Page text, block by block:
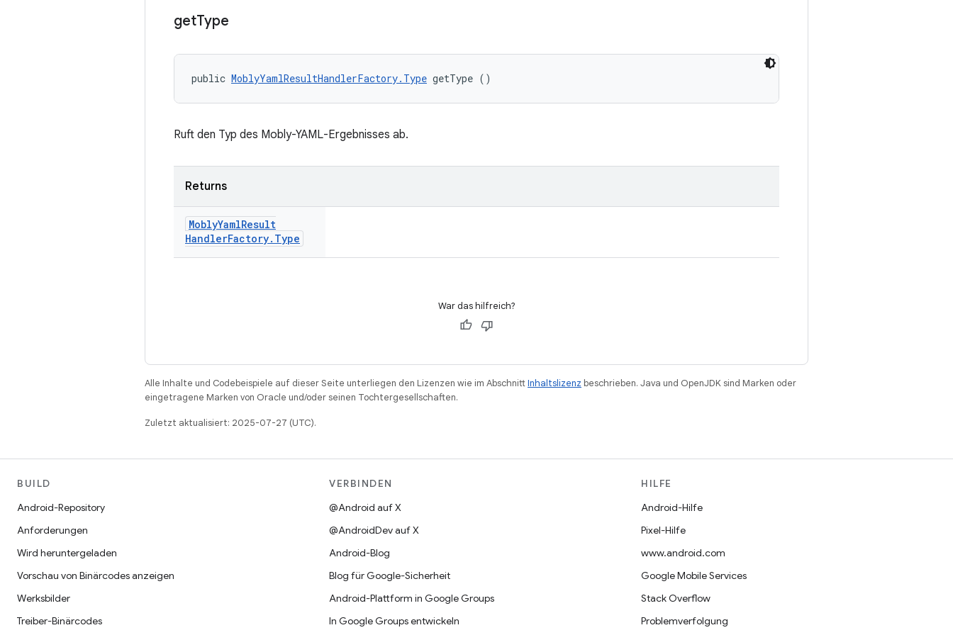
getType
public MoblyYamlResultHandlerFactory.Type getType ()
Ruft den Typ des Mobly-YAML-Ergebnisses ab.
Returns
MoblyYamlResult
HandlerFactory. Type
War das hilfreich?
Alle Inhalte und Codebeispiele auf dieser Seite unterliegen den Lizenzen wie im AbschnittInhaltslizenz beschrieben. Java und OpenJDK sind Marken oder
eingetragene Marken von Oracle und/oder seinen Tochtergesellschaften.
Zuletzt aktualisiert: 2025-07-27 (UTC).
BUILD
Android-Repository
Anforderungen
Wird heruntergeladen
Vorschau von Binärcodes anzeigen
Werksbilder
Treiber-Binärcodes
VERBINDEN
@Android auf X
@AndroidDev auf X
Android-Blog
Blog für Google-Sicherheit
Android-Plattform in Google Groups
In Google Groups entwickeln
HILFE
Android-Hilfe
Pixel-Hilfe
www.android.com
Google Mobile Services
Stack Overflow
Problemverfolgung